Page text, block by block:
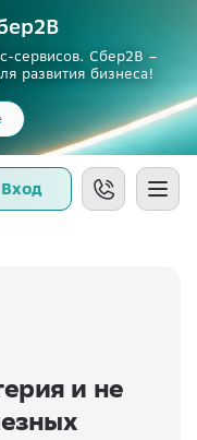
сервисов. Сбер2В –
развития бизнеса!
Вход
и не